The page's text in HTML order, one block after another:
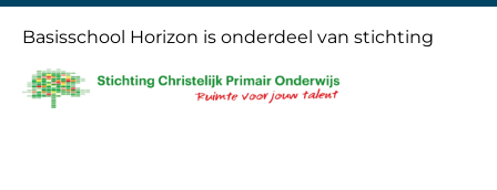
Basisschool Horizon is onderdeel van stichting